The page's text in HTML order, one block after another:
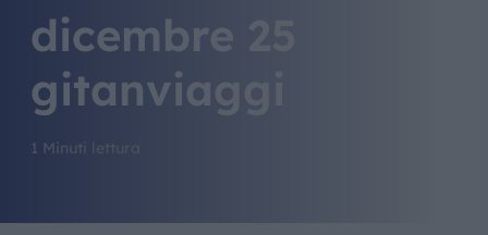
dicembre 25
gitanviaggi
1 Minuti lettura